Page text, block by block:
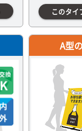
このタイ
A型